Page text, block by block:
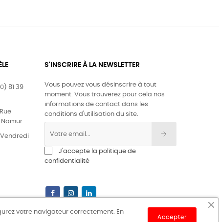
81 39
Namur
S'INSCRIRE À LA NEWSLETTER
Vous pouvez vous désinscrire à tout
moment. Vous trouverez pour cela nos
informations de contact dans les
conditions d'utilisation du site.
J'accepte la politique de
confidentialité
votre navigateur correctement. En
Accepter